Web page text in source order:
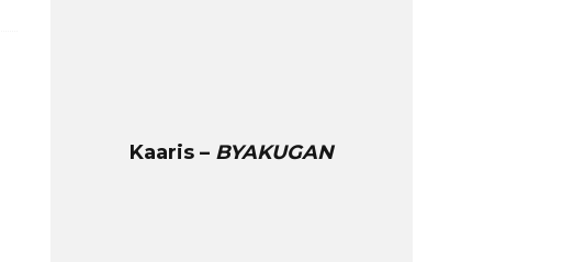
Kaaris – BYAKUGAN